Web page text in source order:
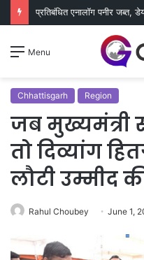
प्रतिबंधित एनालॉग पनीर जब्त,
Menu
Chhattisgarh Region
जब मुख्यमंत्री
तो दिव्यांग
लौटी उम्मीद
Rahul Choubey June 1,